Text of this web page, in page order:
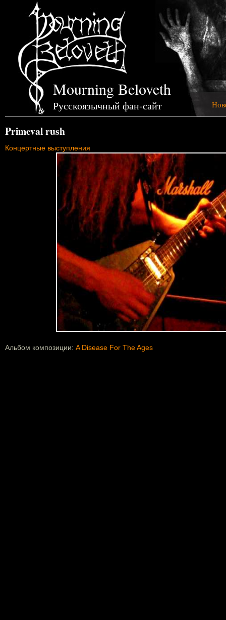
Mourning Beloveth
Русскоязычный фан-сайт
Primeval rush
Концертные выступления
Альбом композиции: A Disease For The Ages